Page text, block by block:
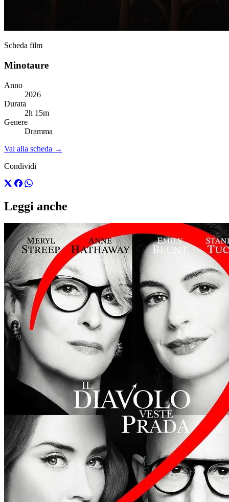
Scheda film
Minotaure
Anno
2026
Durata
2h 15m
Genere
Dramma
Vai alla scheda →
Condividi
Leggi anche